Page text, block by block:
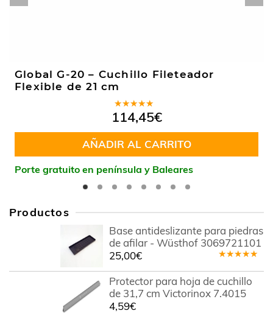
Global G-20 – Cuchillo Fileteador
Flexible de 21 cm
Valorado
en5.00de
5
114,45€
AÑADIR AL CARRITO
Porte gratuito en península y Baleares
Productos
Base antideslizante para piedras
de afilar - Wüsthof 3069721101
en4.78
de 5
25,00€
Protector para hoja de cuchillo
de 31,7 cm Victorinox 7.4015
4,59€